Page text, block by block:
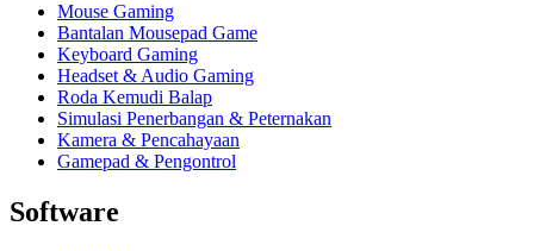
Mouse Gaming
Bantalan Mousepad Game
Keyboard Gaming
Headset & Audio Gaming
Roda Kemudi Balap
Simulasi Penerbangan & Peternakan
Kamera & Pencahayaan
Gamepad & Pengontrol
Software